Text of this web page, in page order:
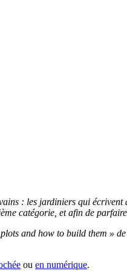
: les jardiniers qui
catégorie, et afin de
and how to build them »
ou en numérique.